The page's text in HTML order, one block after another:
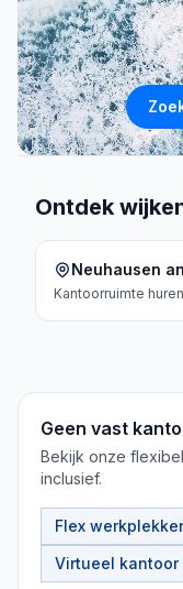
Ontdek
Neuhausen
Kantoorruimte huren
Geen vast
Bekijk onze
inclusief.
Flex
Virtueel kantoor